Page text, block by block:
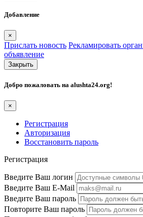
Добавление
×
Прислать новость Рекламировать
объявление
Закрыть
Добро пожаловать на alushta24.org!
×
Регистрация
Авторизация
Восстановить пароль
Регистрация
Введите Ваш логин
Введите Ваш E-Mail
Введите Ваш пароль
Повторите Ваш пароль